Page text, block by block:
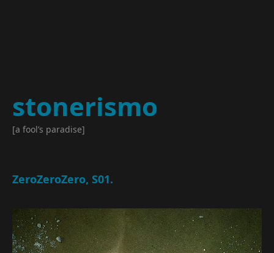
stonerismo
[a fool’s paradise]
ZeroZeroZero, S01.